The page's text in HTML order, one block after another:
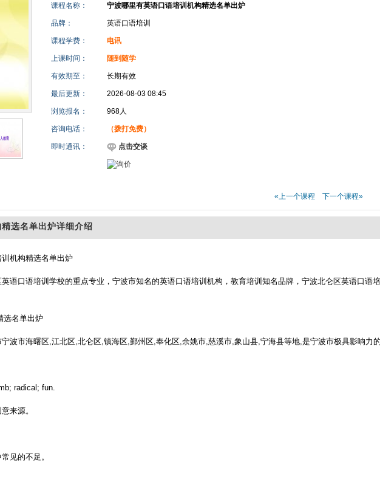
课程名称： 宁波哪里有英语口语培训机构精选名单出炉
品牌： 英语口语培训
课程学费： 电讯
上课时间： 随到随学
有效期至： 长期有效
最后更新： 2026-08-03 08:45
浏览报名： 968人
咨询电话： （拨打免费）
即时通讯： 点击交谈
«上一个课程 下一个课程»
选名单出炉详细介绍
机构精选名单出炉
语口语培训学校的重点专业，宁波市知名的英语口语培训机构，教育培训知名品牌，宁波北仑区英语口语
波市海曙区,江北区,北仑区,镇海区,鄞州区,奉化区,余姚市,慈溪市,象山县,宁海县等地,是宁波市极具影响力的
radical; fun.
来源。
见的不足。